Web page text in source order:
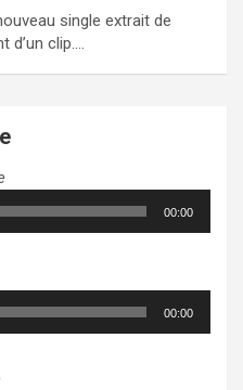
single extrait de
d’un clip.…
00:00
00:00